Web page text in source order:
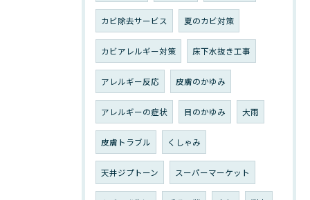
カビ除去サービス 夏のカビ対策
カビアレルギー対策 床下水抜き工事
アレルギー反応 皮膚のかゆみ
アレルギーの症状 目のかゆみ 大雨
皮膚トラブル くしゃみ
天井ジプトーン スーパーマーケット